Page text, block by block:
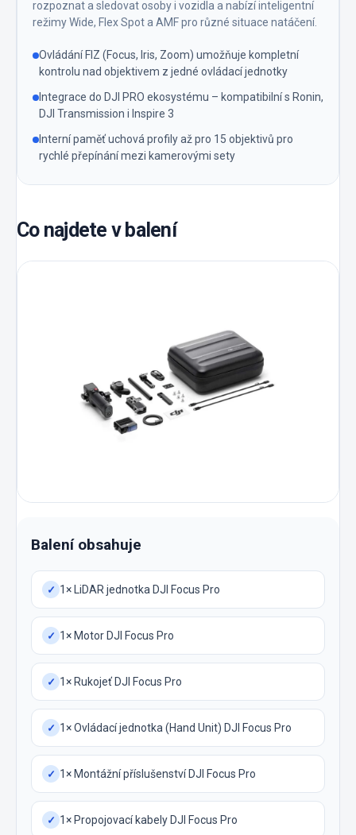
rozpoznat a sledovat osoby i vozidla a nabízí inteligentní
režimy Wide, Flex Spot a AMF pro různé situace natáčení.
Ovládání FIZ (Focus, Iris, Zoom) umožňuje kompletní
kontrolu nad objektivem z jedné ovládací jednotky
Integrace do DJI PRO ekosystému – kompatibilní s Ronin,
DJI Transmission i Inspire 3
Interní paměť uchová profily až pro 15 objektivů pro
rychlé přepínání mezi kamerovými sety
Co najdete v balení
Balení obsahuje
✓ 1× LiDAR jednotka DJI Focus Pro
✓ 1× Motor DJI Focus Pro
✓ 1× Rukojeť DJI Focus Pro
✓ 1× Ovládací jednotka (Hand Unit) DJI Focus Pro
✓ 1× Montážní příslušenství DJI Focus Pro
✓ 1× Propojovací kabely DJI Focus Pro